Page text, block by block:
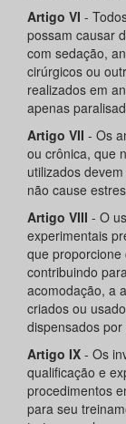
Artigo VI -
possam causar
com sedação,
cirúrgicos ou
realizados em
apenas
Artigo VII - Os
ou crônica, que
utilizados
não cause
Artigo VIII - O
experimentais
que proporcione
contribuindo
acomodação, a
criados ou
dispensados
Artigo IX - Os
qualificação e
procedimentos
para seu